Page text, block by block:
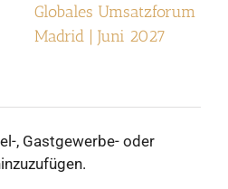
Globales Umsatzforum
Madrid | Juni 2027
, Gastgewerbe- oder